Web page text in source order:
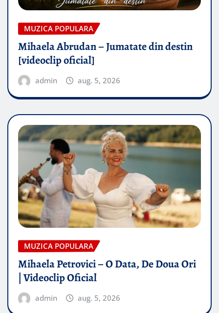
MUZICA POPULARA
Mihaela Abrudan – Jumatate din destin
[videoclip oficial]
admin aug. 5, 2026
MUZICA POPULARA
Mihaela Petrovici – O Data, De Doua Ori
| Videoclip Oficial
admin aug. 5, 2026